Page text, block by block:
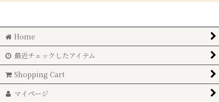
GUAXS
Tsé & Tsé associées
Christian Tortu
Home
最近チェックしたアイテム
Shopping Cart
マイページ